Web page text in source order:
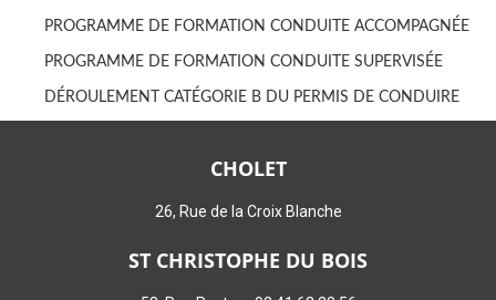
PROGRAMME DE FORMATION CONDUITE ACCOMPAGNÉE
PROGRAMME DE FORMATION CONDUITE SUPERVISÉE
DÉROULEMENT CATÉGORIE B DU PERMIS DE CONDUIRE
CHOLET
26, Rue de la Croix Blanche
ST CHRISTOPHE DU BOIS